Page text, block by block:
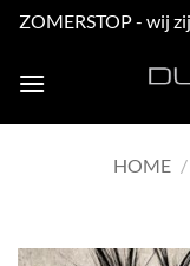
ZOMERSTOP - wij
HOME /